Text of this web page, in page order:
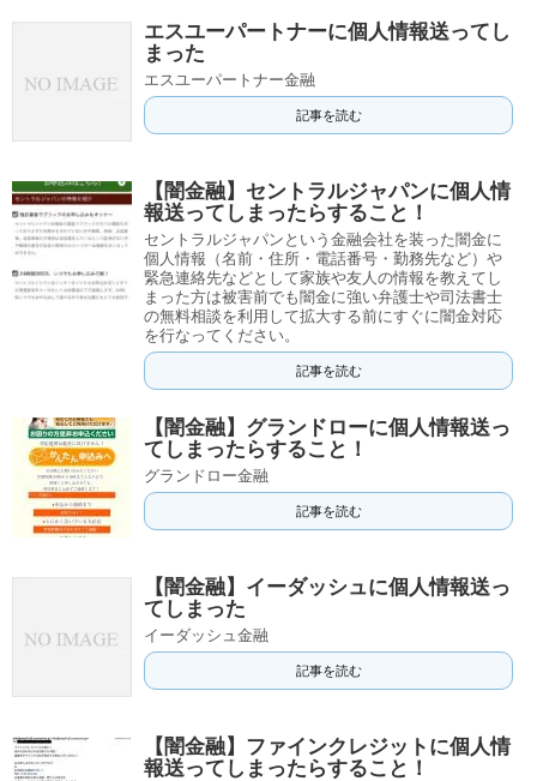
エスユーパートナーに個人情報送ってし
まった
エスユーパートナー金融
記事を読む
【闇金融】セントラルジャパンに個人情
報送ってしまったらすること！
セントラルジャパンという金融会社を装った闇金に
個人情報（名前・住所・電話番号・勤務先など）や
緊急連絡先などとして家族や友人の情報を教えてし
まった方は被害前でも闇金に強い弁護士や司法書士
の無料相談を利用して拡大する前にすぐに闇金対応
を行なってください。
記事を読む
【闇金融】グランドローに個人情報送っ
てしまったらすること！
グランドロー金融
記事を読む
【闇金融】イーダッシュに個人情報送っ
てしまった
イーダッシュ金融
記事を読む
【闇金融】ファインクレジットに個人情
報送ってしまったらすること！